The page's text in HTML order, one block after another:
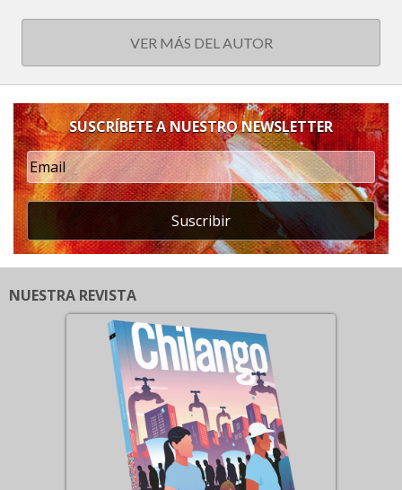
VER MÁS DEL AUTOR
SUSCRÍBETE A NUESTRO NEWSLETTER
Suscribir
NUESTRA REVISTA